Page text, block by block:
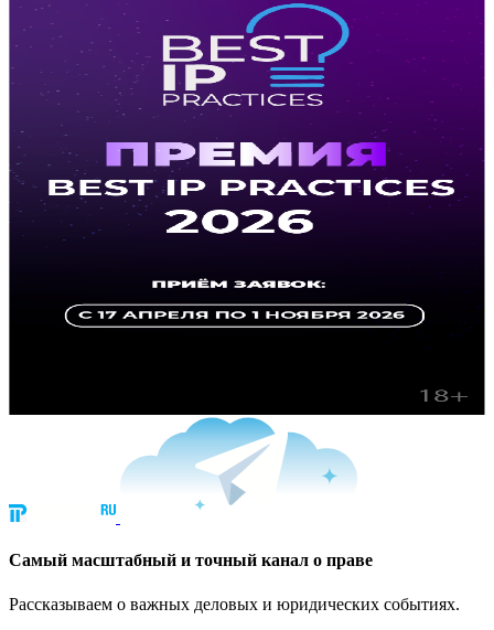
Cамый масштабный и точный канал о праве
Рассказываем о важных деловых и юридических событиях.